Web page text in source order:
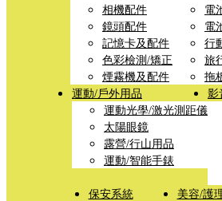
相機配件
鏡頭配件
記憶卡及配件
色彩檢測/矯正
煙霧機及配件
電
電
行
旅
拖
運動/戶外用品
運動光學/激光測距儀
太陽眼鏡
露營/行山用品
運動/智能手錶
影
保安系統
美容/護